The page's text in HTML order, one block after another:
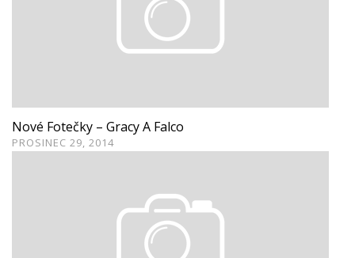
Nové Fotečky – Gracy A Falco
PROSINEC 29, 2014